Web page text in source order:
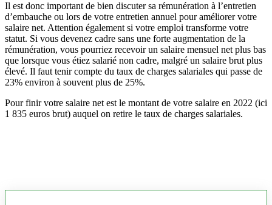
Il est donc important de bien discuter sa rémunération à l’entretien
d’embauche ou lors de votre entretien annuel pour améliorer votre
salaire net. Attention également si votre emploi transforme votre
statut. Si vous devenez cadre sans une forte augmentation de la
rémunération, vous pourriez recevoir un salaire mensuel net plus bas
que lorsque vous étiez salarié non cadre, malgré un salaire brut plus
élevé. Il faut tenir compte du taux de charges salariales qui passe de
23% environ à souvent plus de 25%.
Pour finir votre salaire net est le montant de votre salaire en 2022 (ici
1 835 euros brut) auquel on retire le taux de charges salariales.